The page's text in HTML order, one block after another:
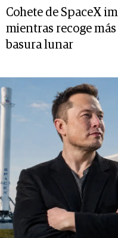
Cohete de SpaceX
mientras recoge
basura lunar